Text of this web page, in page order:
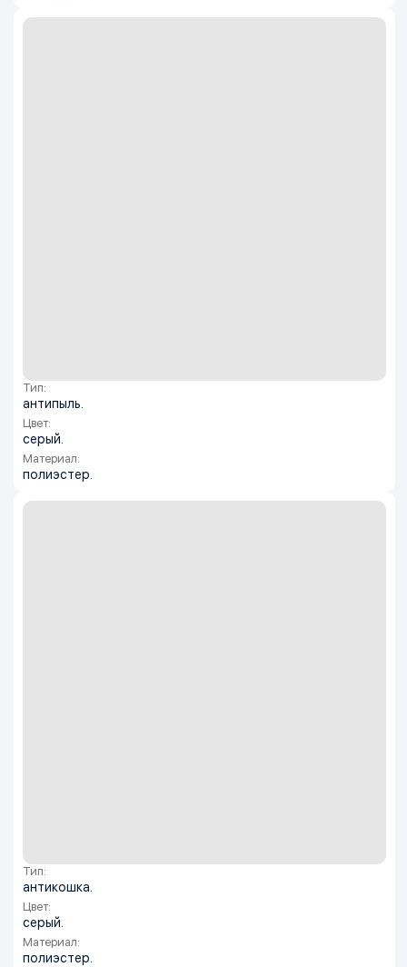
Тип:
антипыль.
Цвет:
серый.
Материал:
полиэстер.
Тип:
антикошка.
Цвет:
серый.
Материал:
полиэстер.